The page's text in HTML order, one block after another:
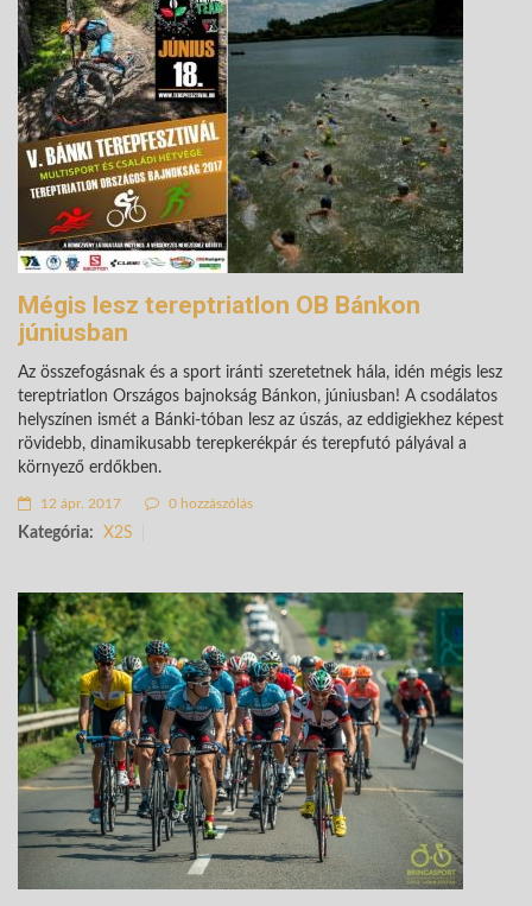
Mégis lesz tereptriatlon OB Bánkon
júniusban
Az összefogásnak és a sport iránti szeretetnek hála, idén mégis lesz
tereptriatlon Országos bajnokság Bánkon, júniusban! A csodálatos
helyszínen ismét a Bánki-tóban lesz az úszás, az eddigiekhez képest
rövidebb, dinamikusabb terepkerékpár és terepfutó pályával a
környező erdőkben.
12 ápr. 2017 0 hozzászólás
Kategória: X2S